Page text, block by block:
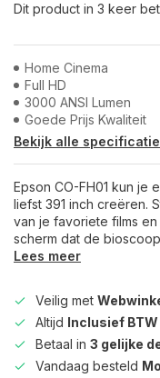
Dit product in 3 keer
Home Cinema
Full HD
3000 ANSI Lumen
Goede Prijs Kwaliteit
Bekijk alle
Epson CO-FH01 kun je
liefst 391 inch creëren.
van je favoriete films
scherm dat de
Lees meer
Veilig met
Altijd Inclusief BTW
Betaal in 3 gelijke
Vandaag besteld